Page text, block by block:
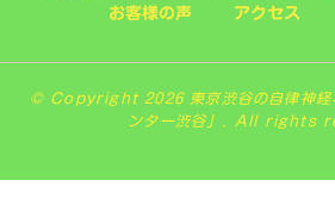
お客様の声
アクセス
© Copyright 2026 東京渋谷の自律神経
ンター渋谷」. All rights